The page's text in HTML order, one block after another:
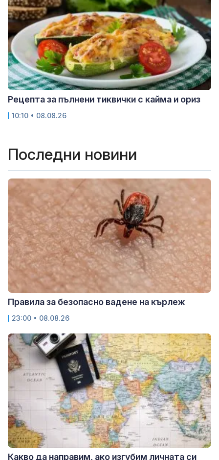
Рецепта за пълнени тиквички с кайма и ориз
10:10 • 08.08.26
Последни новини
Правила за безопасно вадене на кърлеж
23:00 • 08.08.26
Какво да направим, ако изгубим личната си